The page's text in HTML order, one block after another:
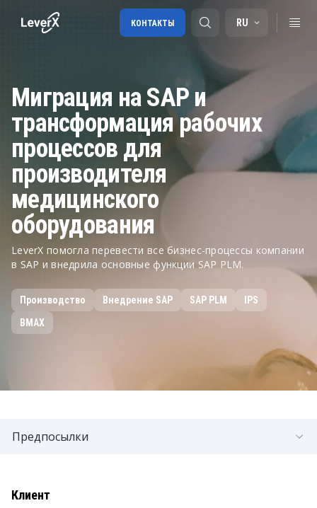
Внедрение SAP
Лицензии SAP
SAP BTP
SAP Transportation Management
SAP SuccessFactors
RU
КОНТАКТЫ
Миграция на SAP и
трансформация рабочих
процессов для
производителя
медицинского
оборудования
LeverX помогла перевести все бизнес-процессы компании
в SAP и внедрила основные функции SAP PLM.
Производство Внедрение SAP SAP PLM
IPS
BMAX
Предпосылки
Клиент